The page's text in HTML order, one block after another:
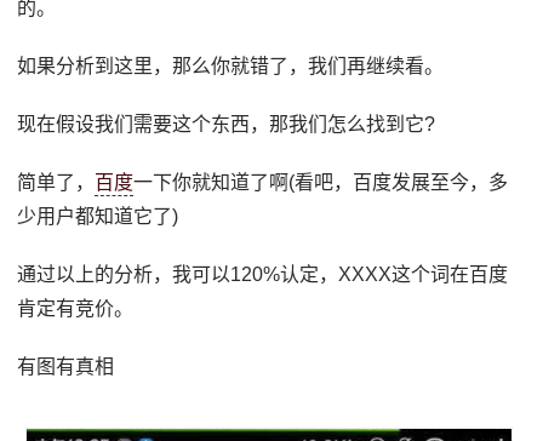
的。
如果分析到这里，那么你就错了，我们再继续看。
现在假设我们需要这个东西，那我们怎么找到它?
简单了， 百度一下你就知道了啊(看吧，百度发展至今，多
少用户都知道它了)
通过以上的分析，我可以120%认定，XXXX这个词在百度
肯定有竞价。
有图有真相